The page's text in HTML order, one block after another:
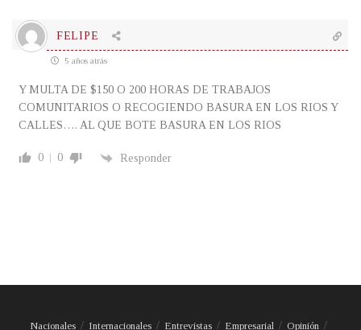
FELIPE
5 años atrás
Y MULTA DE $150 O 200 HORAS DE TRABAJOS
COMUNITARIOS O RECOGIENDO BASURA EN LOS RIOS Y
CALLES…. AL QUE BOTE BASURA EN LOS RIOS
0 0 Responder
Nacionales Internacionales Entrevistas Empresarial Opinión